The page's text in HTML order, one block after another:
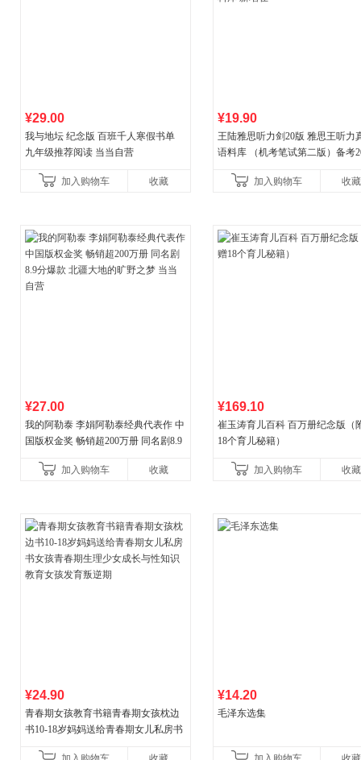
¥29.00
我与地坛 纪念版 百班千人寒假书单
九年级推荐阅读 当当自营
加入购物车 收藏
¥19.90
王陆雅思听力剑20版 雅思王听力
语料库 （机考笔试第二版）备考
新增在
加入购物车 收藏
¥27.00
我的阿勒泰 李娟阿勒泰经典代表作 中
国版权金奖 畅销超200万册 同名剧8.9
加入购物车
收藏
¥169.10
崔玉涛育儿百科 百万册纪念版（
18个育儿秘籍）
加入购物车 收藏
¥24.90
青春期女孩教育书籍青春期女孩枕边
书10-18岁妈妈送给青春期女儿私房书
¥14.20
毛泽东选集